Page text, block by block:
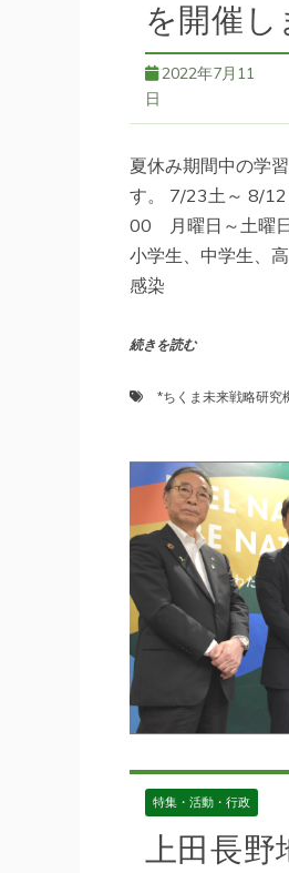
を開催し
2022年7月11
日
夏休み期間中の学
す。 7/23土～ 8/
00 月曜日～土曜
小学生、中学生、
感染
続きを読む
*ちくま未来戦略研究
特集・活動・行政
上田長野